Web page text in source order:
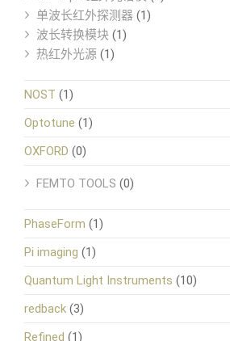
单波长红外探测器 (1)
波长转换模块 (1)
热红外光源 (1)
NOST (1)
Optotune (1)
OXFORD (0)
FEMTO TOOLS (0)
PhaseForm (1)
Pi imaging (1)
Quantum Light Instruments (10)
redback (3)
Refined (1)